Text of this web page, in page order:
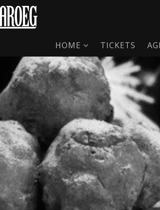
HOME TICKETS